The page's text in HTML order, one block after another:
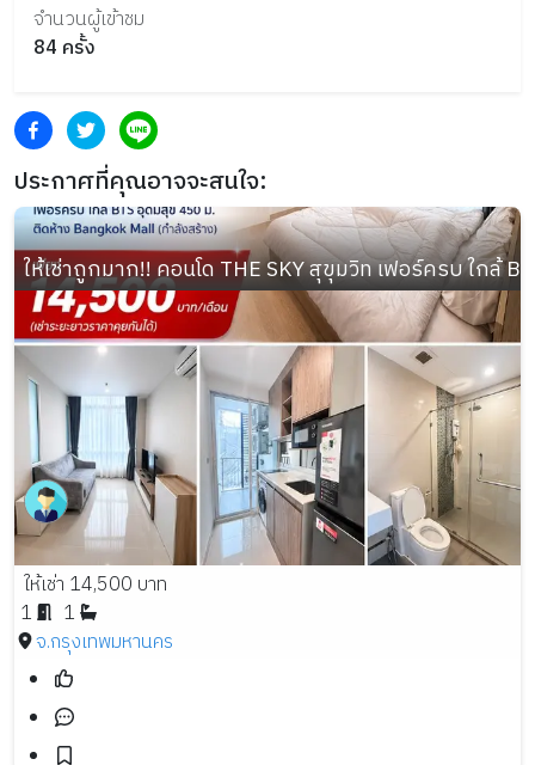
จำนวนผู้เข้าชม
84 ครั้ง
ประกาศที่คุณอาจจะสนใจ:
ให้เช่าถูกมาก!! คอนโด THE SKY สุขุมวิท เฟอร์ครบ ใกล้
ให้เช่า 14,500 บาท
1
1
จ.กรุงเทพมหานคร